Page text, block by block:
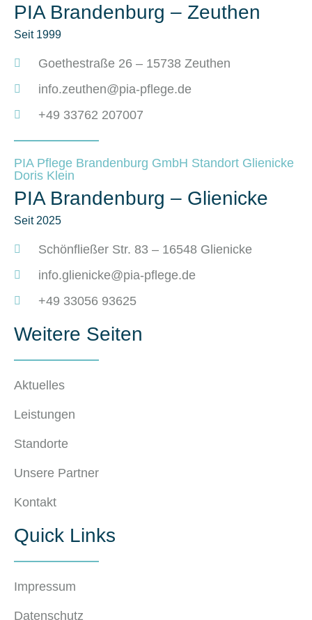
PIA Brandenburg – Zeuthen
Seit 1999
Goethestraße 26 – 15738 Zeuthen
info.zeuthen@pia-pflege.de
+49 33762 207007
PIA Pflege Brandenburg GmbH Standort Glienicke
Doris Klein
PIA Brandenburg – Glienicke
Seit 2025
Schönfließer Str. 83 – 16548 Glienicke
info.glienicke@pia-pflege.de
+49 33056 93625
Weitere Seiten
Aktuelles
Leistungen
Standorte
Unsere Partner
Kontakt
Quick Links
Impressum
Datenschutz